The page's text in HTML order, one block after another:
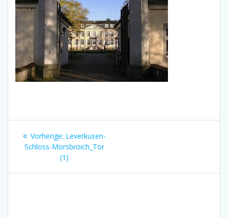
Beitragsnavigation
Vorherige: Vorheriger
Beitrag:
Leverkusen-
Schloss-Morsbroich_Tor
(1)